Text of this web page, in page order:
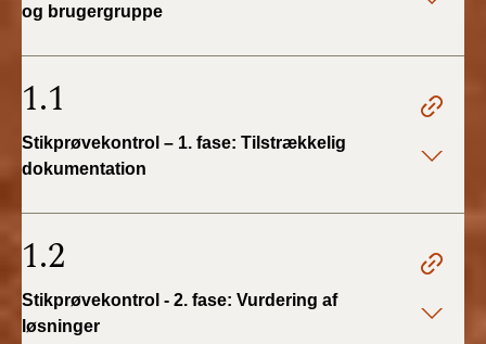
BR18 (1/7-31/12
BR18 (1/1-9/3 2020)
BR18 (1/1-4/7 2019)
og brugergruppe
1.1
Stikprøvekontrol – 1. fase: Tilstrækkelig
dokumentation
1.2
Stikprøvekontrol - 2. fase: Vurdering af
løsninger